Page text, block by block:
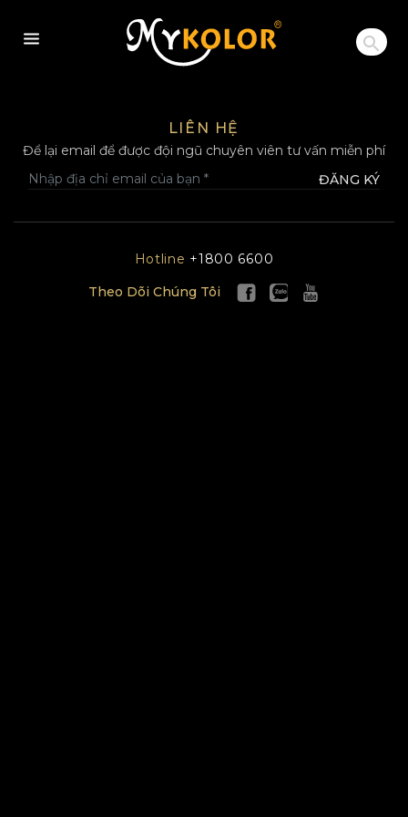
MYKOLOR
LIÊN HỆ
Để lại email để được đội ngũ chuyên viên tư vấn miễn phí
ĐĂNG KÝ
Hotline +1800 6600
Theo Dõi Chúng Tôi